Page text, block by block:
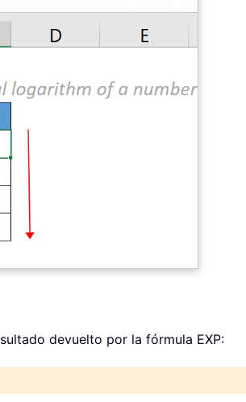
devuelto por la fórmula EXP: